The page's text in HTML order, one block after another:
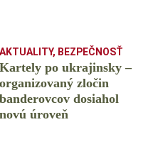
AKTUALITY, BEZPEČNOSŤ
Kartely po ukrajinsky –
organizovaný zločin
banderovcov dosiahol
novú úroveň